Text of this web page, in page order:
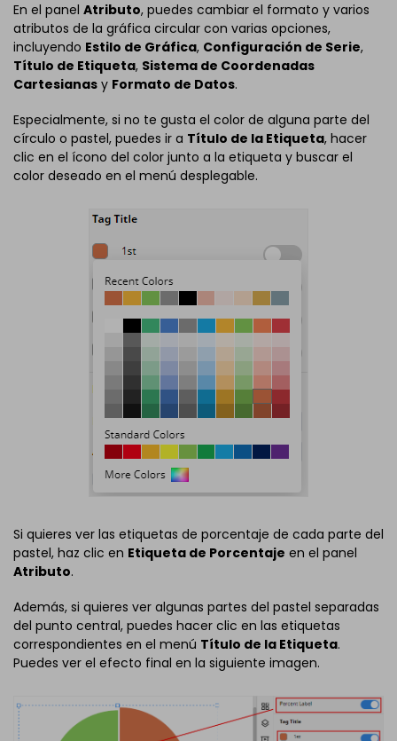
En el panel Atributo, puedes cambiar el formato y varios
atributos de la gráfica circular con varias opciones,
incluyendo Estilo de Gráfica, Configuración de Serie,
Título de Etiqueta, Sistema de Coordenadas
Cartesianas y Formato de Datos.
Especialmente, si no te gusta el color de alguna parte del
círculo o pastel, puedes ir a Título de la Etiqueta, hacer
clic en el ícono del color junto a la etiqueta y buscar el
color deseado en el menú desplegable.
Si quieres ver las etiquetas de porcentaje de cada parte del
pastel, haz clic en Etiqueta de Porcentaje en el panel
Atributo.
Además, si quieres ver algunas partes del pastel separadas
del punto central, puedes hacer clic en las etiquetas
correspondientes en el menú Título de la Etiqueta.
Puedes ver el efecto final en la siguiente imagen.